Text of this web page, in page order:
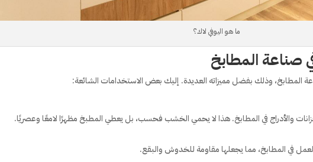
ما هو اليوفي لاك؟
صناعة المطابخ
المطابخ، وذلك بفضل مميزاته العديدة. إليك بعض الاستخدامات الشائعة:
والأدراج في المطابخ. هذا لا يحمي الخشب فحسب، بل يعطي المطبخ مظهرًا لامعًا وعصريًا.
في المطابخ، مما يجعلها مقاومة للخدوش والبقع.